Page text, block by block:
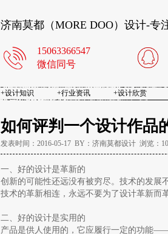
济南莫都（MORE DOO）设计-专
15063366547
微信同号
+设计知识 +行业资讯 +设计欣赏
如何评判一个设计作品
发表时间：2016-05-17 BY：济南莫都设计 浏览：
一、好的设计是革新的
创新的可能性还远没有被穷尽。技术的发展
技术的革新相连，永远不要为了设计革新而革
二、好的设计是实用的
产品是供人使用的，它应履行一定的功能